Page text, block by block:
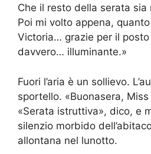
Che il resto della serata sia
Poi mi volto appena,
Victoria… grazie per il
davvero… illuminante.»
Fuori l’aria è un sollievo.
sportello. «Buonasera,
«Serata istruttiva», dico, e
silenzio morbido
allontana nel lunotto.